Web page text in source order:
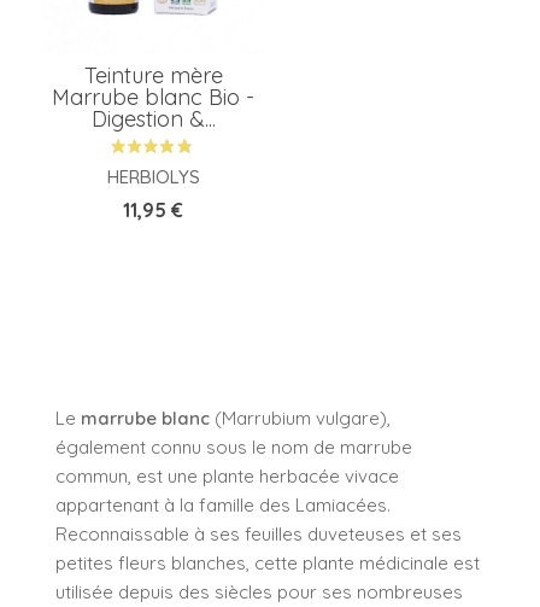
Teinture mère
Marrube blanc Bio -
Digestion &...
HERBIOLYS
Prix
11,95 €
Le marrube blanc (Marrubium vulgare),
également connu sous le nom de marrube
commun, est une plante herbacée vivace
appartenant à la famille des Lamiacées.
Reconnaissable à ses feuilles duveteuses et ses
petites fleurs blanches, cette plante médicinale est
utilisée depuis des siècles pour ses nombreuses